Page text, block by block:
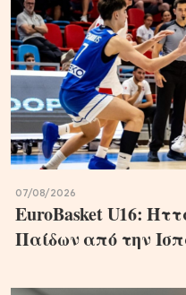
07/08/2026
EuroBasket U16:
Παίδων από την